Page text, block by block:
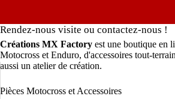
Rendez-nous visite ou contactez-nous !
Créations MX Factory est une boutique en
Motocross et Enduro, d'accessoires tout-
aussi un atelier de création.
Pièces Motocross et Accessoires